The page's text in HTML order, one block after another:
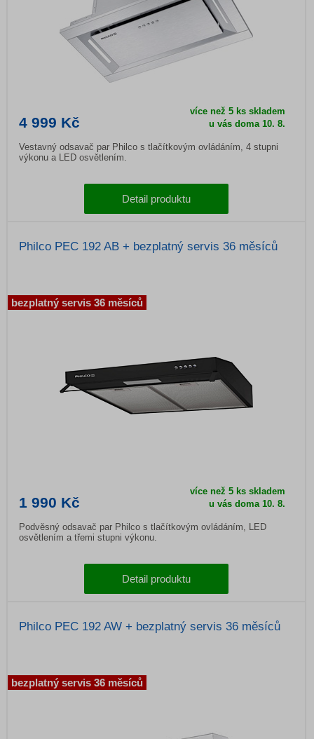
4 999 Kč
více než 5 ks skladem
u vás doma 10. 8.
Vestavný odsavač par Philco s tlačítkovým ovládáním, 4 stupni
výkonu a LED osvětlením.
Detail produktu
Philco PEC 192 AB + bezplatný servis 36 měsíců
1 990 Kč
více než 5 ks skladem
u vás doma 10. 8.
Podvěsný odsavač par Philco s tlačítkovým ovládáním, LED
osvětlením a třemi stupni výkonu.
Detail produktu
bezplatný servis 36 měsíců
Philco PEC 192 AW + bezplatný servis 36 měsíců
bezplatný servis 36 měsíců